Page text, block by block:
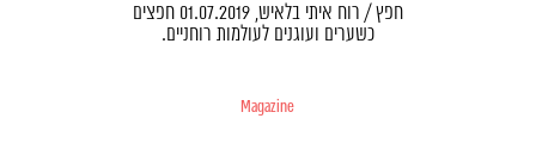
חפץ / רוח איתי בלאיש, 01.07.2019 חפצים
כשערים ועוגנים לעולמות רוחניים.
Magazine